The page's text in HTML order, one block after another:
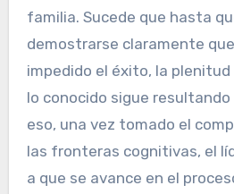
familia. Sucede que hasta
demostrarse claramente
impedido el éxito, la
lo conocido sigue
eso, una vez tomado el
las fronteras cognitivas, el
a que se avance en el